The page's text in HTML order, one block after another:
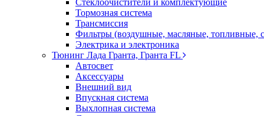
Стеклоочистители и комплектующие
Тормозная система
Трансмиссия
Фильтры (воздушные, масляные, топливные,
Электрика и электроника
Тюнинг Лада Гранта, Гранта FL
Автосвет
Аксессуары
Внешний вид
Впускная система
Выхлопная система